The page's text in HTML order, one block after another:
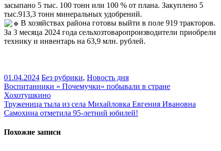
засыпано 5 тыс. 100 тонн или 100 % от плана. Закуплено 5
тыс.913,3 тонн минеральных удобрений.
В хозяйствах района готовы выйти в поле 919 тракторов.
За 3 месяца 2024 года сельхозтоваропроизводители приобрели
технику и инвентарь на 63,9 млн. рублей.
01.04.2024 Без рубрики, Новость дня
Навигация
по
записям
Воспитанники » Почемучки» побывали в стране
Хохотушкино
Труженица тыла из села Михайловка Евгения Ивановна
Самохина отметила 95-летний юбилей!
Похожие записи